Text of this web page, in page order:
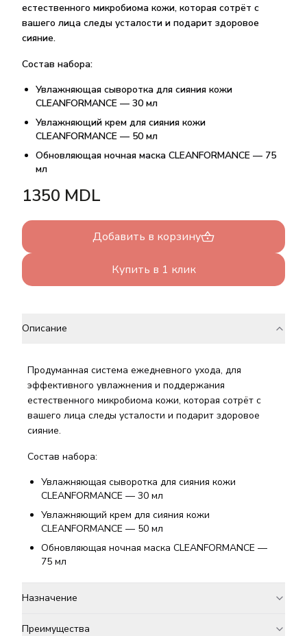
естественного микробиома кожи, которая сотрёт с
вашего лица следы усталости и подарит здоровое
сияние.
Состав набора:
Увлажняющая сыворотка для сияния кожи
CLEANFORMANCE — 30 мл
Увлажняющий крем для сияния кожи
CLEANFORMANCE — 50 мл
Обновляющая ночная маска CLEANFORMANCE — 75
мл
1350 MDL
Добавить в корзину
Купить в 1 клик
Описание
Продуманная система ежедневного ухода, для
эффективного увлажнения и поддержания
естественного микробиома кожи, которая сотрёт с
вашего лица следы усталости и подарит здоровое
сияние.
Состав набора:
Увлажняющая сыворотка для сияния кожи
CLEANFORMANCE — 30 мл
Увлажняющий крем для сияния кожи
CLEANFORMANCE — 50 мл
Обновляющая ночная маска CLEANFORMANCE —
75 мл
Назначение
Преимущества